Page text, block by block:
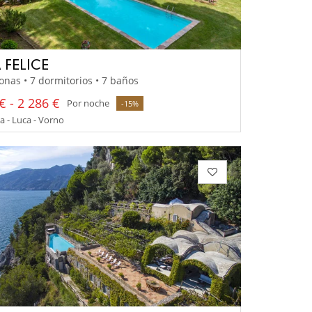
• 7 dormitorios • 7 baños
- 2 286 € Por noche -15%
- Luca - Vorno